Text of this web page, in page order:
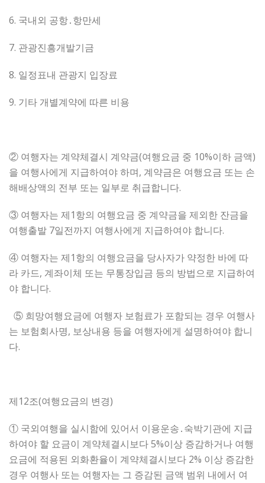
6. 국내외 공항․항만세
7. 관광진흥개발기금
8. 일정표내 관광지 입장료
9. 기타 개별계약에 따른 비용
② 여행자는 계약체결시 계약금(여행요금 중 10%이하 금액)
을 여행사에게 지급하여야 하며, 계약금은 여행요금 또는 손
해배상액의 전부 또는 일부로 취급합니다.
③ 여행자는 제1항의 여행요금 중 계약금을 제외한 잔금을
여행출발 7일전까지 여행사에게 지급하여야 합니다.
④ 여행자는 제1항의 여행요금을 당사자가 약정한 바에 따
라 카드, 계좌이체 또는 무통장입금 등의 방법으로 지급하여
야 합니다.
⑤ 희망여행요금에 여행자 보험료가 포함되는 경우 여행사
는 보험회사명, 보상내용 등을 여행자에게 설명하여야 합니
다.
제12조(여행요금의 변경)
① 국외여행을 실시함에 있어서 이용운송․숙박기관에 지급
하여야 할 요금이 계약체결시보다 5%이상 증감하거나 여행
요금에 적용된 외화환율이 계약체결시보다 2% 이상 증감한
경우 여행사 또는 여행자는 그 증감된 금액 범위 내에서 여